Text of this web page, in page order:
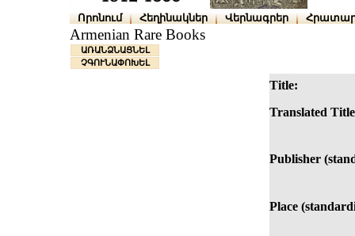
Որոնում Հեղինակներ Վերնագրեր
Armenian Rare Books
ԱՌԱՆՁՆԱՑՆԵԼ
ՉԳՈՒՆԱՓՈԽԵԼ
Title:
Translated
Publisher
Place